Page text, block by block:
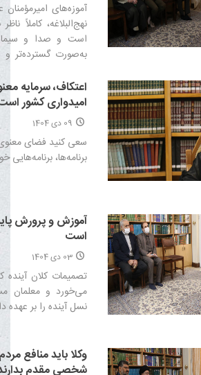
آموزه‌های امیرمؤمنان
نهج‌البلاغه، کاملاً
است و صدا و سیما
به‌صورت گسترده‌تر و
اعتکاف، سرمایه
امیدواری کشور
09 دی 1404
سعی کنید فضای
برنامه‌ها،
آموزش و پرورش
است
03 دی 1404
تصمیمات کلان آینده
می‌خورد و معلمان
نسل آینده را بر عهده
وکلا باید منافع
شخصی مقدم